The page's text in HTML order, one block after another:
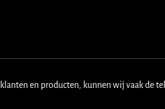
klanten en producten, kunnen wij vaak de